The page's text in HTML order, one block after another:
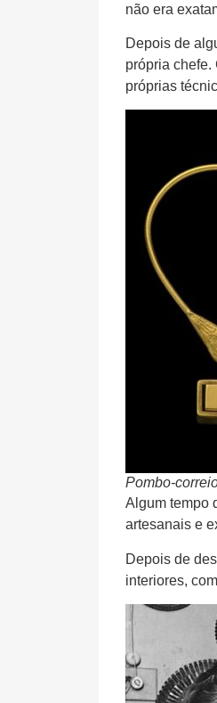
não era
Depois de
própria chefe.
próprias
Pombo-
Algum tempo
artesanais e
Depois de
interiores,